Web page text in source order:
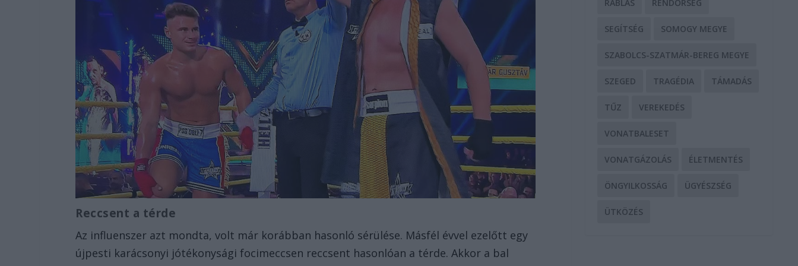
Reccsent a térde
Az influenszer azt mondta, volt már korábban hasonló sérülése. Másfél évvel ezelőtt egy
újpesti karácsonyi jótékonysági focimeccsen reccsent hasonlóan a térde. Akkor a bal
RABLÁS RENDŐRSÉG
SEGÍTSÉG SOMOGY MEGYE
SZABOLCS-SZATMÁR-BEREG MEGYE
SZEGED TRAGÉDIA TÁMADÁS
TŰZ VEREKEDÉS
VONATBALESET
VONATGÁZOLÁS ÉLETMENTÉS
ÖNGYILKOSSÁG ÜGYÉSZSÉG
ÜTKÖZÉS